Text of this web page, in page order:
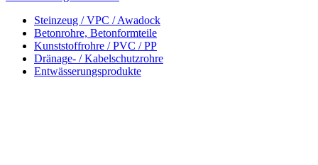
Steinzeug / VPC / Awadock
Betonrohre, Betonformteile
Kunststoffrohre / PVC / PP
Dränage- / Kabelschutzrohre
Entwässerungsprodukte